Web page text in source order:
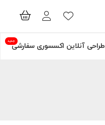
طراحی آنلاین اکسسوری سفارشی
جدید